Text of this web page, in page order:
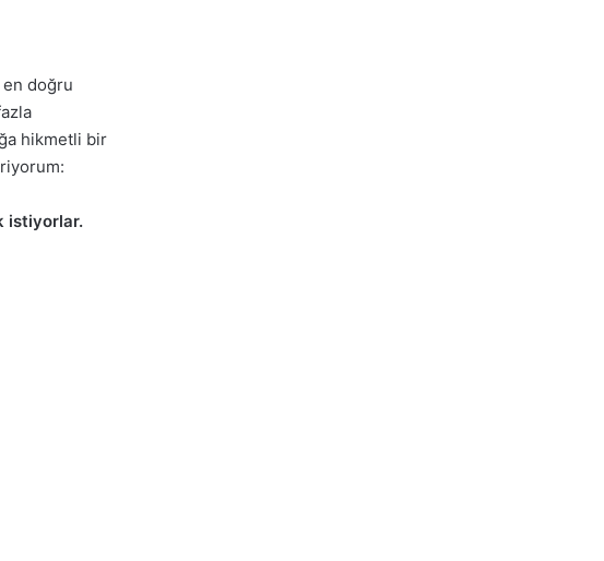
en doğru
hikmetli bir
istiyorlar.